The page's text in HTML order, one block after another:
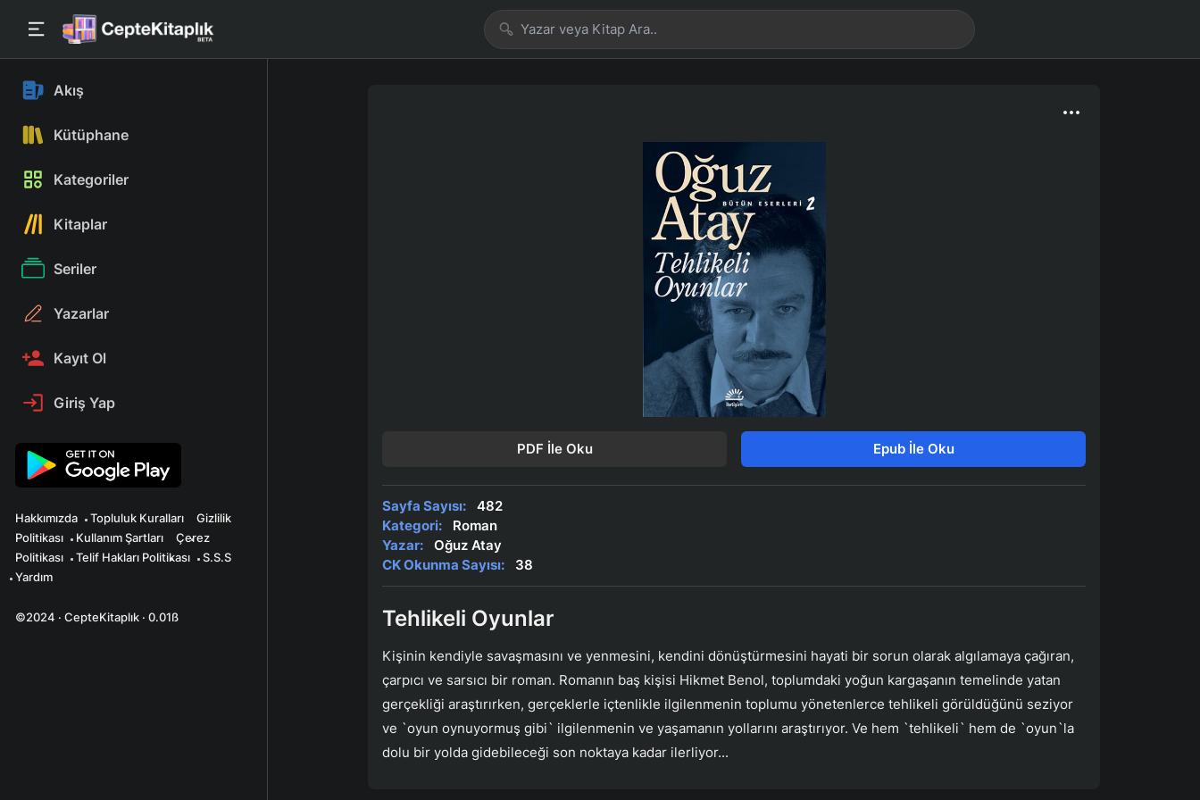
Akış
Kütüphane
Kategoriler
Kitaplar
Seriler
Yazarlar
Kayıt Ol
Giriş Yap
Hakkımızda Topluluk Kuralları
Gizlilik
Politikası
Kullanım Şartları
Çerez
Politikası
Telif Hakları Politikası
S.S.S
Yardım
©2024 · CepteKitaplık · 0.01ß
PDF İle Oku Epub İle Oku
Sayfa Sayısı:
482
Kategori:
Roman
Yazar:
Oğuz Atay
CK Okunma Sayısı:
38
Tehlikeli Oyunlar
Kişinin kendiyle savaşmasını ve yenmesini, kendini dönüştürmesini hayati bir sorun olarak algılamaya çağıran,
çarpıcı ve sarsıcı bir roman. Romanın baş kişisi Hikmet Benol, toplumdaki yoğun kargaşanın temelinde yatan
gerçekliği araştırırken, gerçeklerle içtenlikle ilgilenmenin toplumu yönetenlerce tehlikeli görüldüğünü seziyor
ve `oyun oynuyormuş gibi` ilgilenmenin ve yaşamanın yollarını araştırıyor. Ve hem `tehlikeli` hem de `oyun`la
dolu bir yolda gidebileceği son noktaya kadar ilerliyor...